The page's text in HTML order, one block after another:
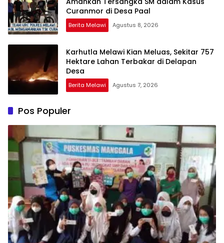
Curanmor di Desa Paal
Berita Melawi Agustus 8, 2026
Karhutla Melawi Kian Meluas, Sekitar 757
Hektare Lahan Terbakar di Delapan
Desa
Berita Melawi Agustus 7, 2026
Pos Populer